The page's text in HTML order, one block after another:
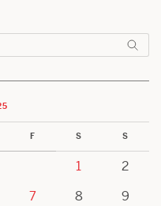
F S S
1
2
7 8
9